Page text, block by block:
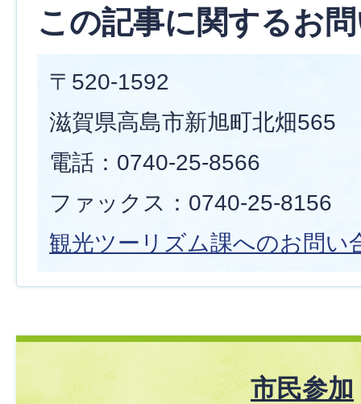
この記事に関するお
〒520-1592
滋賀県高島市新旭町北畑565
電話：0740-25-8566
ファックス：0740-25-8156
観光ツーリズム課へのお問い
市民参加